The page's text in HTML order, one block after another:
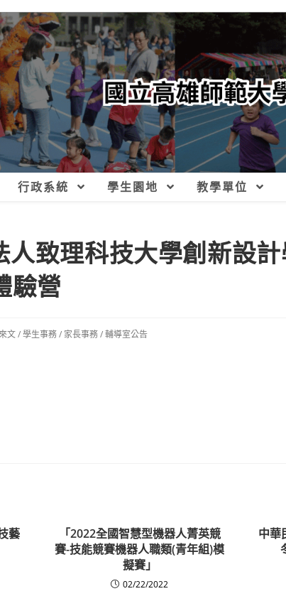
行政系統 學生園地 教學單位
人致理科技大學創新設
驗營
文/學生事務/ 家長事務/輔導室公告
藝
「2022全國智慧型機器人菁英競
賽-技能競賽機器人職類(青年組)模
擬賽」
02/22/2022
中華